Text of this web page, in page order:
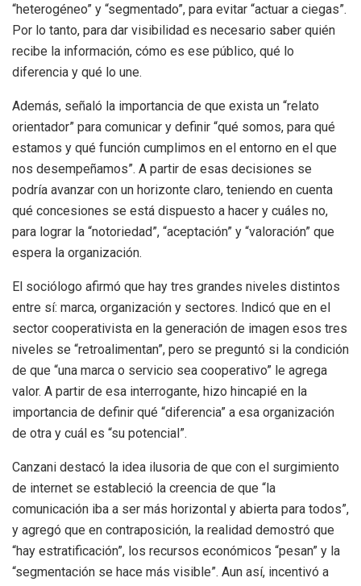
“heterogéneo” y “segmentado”, para evitar “actuar a ciegas”.
Por lo tanto, para dar visibilidad es necesario saber quién
recibe la información, cómo es ese público, qué lo
diferencia y qué lo une.
Además, señaló la importancia de que exista un “relato
orientador” para comunicar y definir “qué somos, para qué
estamos y qué función cumplimos en el entorno en el que
nos desempeñamos”. A partir de esas decisiones se
podría avanzar con un horizonte claro, teniendo en cuenta
qué concesiones se está dispuesto a hacer y cuáles no,
para lograr la “notoriedad”, “aceptación” y “valoración” que
espera la organización.
El sociólogo afirmó que hay tres grandes niveles distintos
entre sí: marca, organización y sectores. Indicó que en el
sector cooperativista en la generación de imagen esos tres
niveles se “retroalimentan”, pero se preguntó si la condición
de que “una marca o servicio sea cooperativo” le agrega
valor. A partir de esa interrogante, hizo hincapié en la
importancia de definir qué “diferencia” a esa organización
de otra y cuál es “su potencial”.
Canzani destacó la idea ilusoria de que con el surgimiento
de internet se estableció la creencia de que “la
comunicación iba a ser más horizontal y abierta para todos”,
y agregó que en contraposición, la realidad demostró que
“hay estratificación”, los recursos económicos “pesan” y la
“segmentación se hace más visible”. Aun así, incentivó a